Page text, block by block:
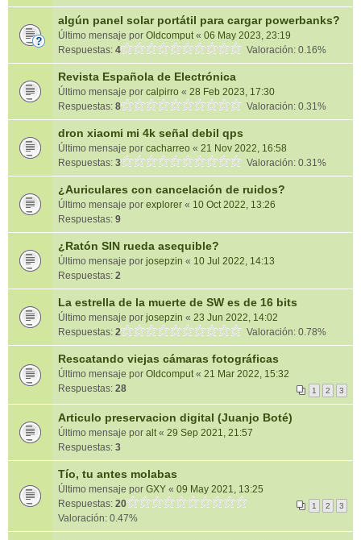
algún panel solar portátil para cargar powerbanks?
Último mensaje por Oldcomput« 06 May 2023, 23:19
Respuestas: 4 Valoración: 0.16%
Revista Española de Electrónica
Último mensaje por calpirro « 28 Feb 2023, 17:30
Respuestas: 8 Valoración: 0.31%
dron xiaomi mi 4k señal debil qps
Último mensaje por cacharreo « 21 Nov 2022, 16:58
Respuestas: 3 Valoración: 0.31%
¿Auriculares con cancelación de ruidos?
Último mensaje por explorer « 10 Oct 2022, 13:26
Respuestas: 9
¿Ratón SIN rueda asequible?
Último mensaje por josepzin « 10 Jul 2022, 14:13
Respuestas: 2
La estrella de la muerte de SW es de 16 bits
Último mensaje por josepzin « 23 Jun 2022, 14:02
Respuestas: 2 Valoración: 0.78%
Rescatando viejas cámaras fotográficas
Último mensaje por Oldcomput« 21 Mar 2022, 15:32
Respuestas: 28 1 2 3
Articulo preservacion digital (Juanjo Boté)
Último mensaje por alt« 29 Sep 2021, 21:57
Respuestas: 3
Tío, tu antes molabas
Último mensaje por GXY « 09 May 2021, 13:25
Respuestas: 20 1 2 3
Valoración: 0.47%